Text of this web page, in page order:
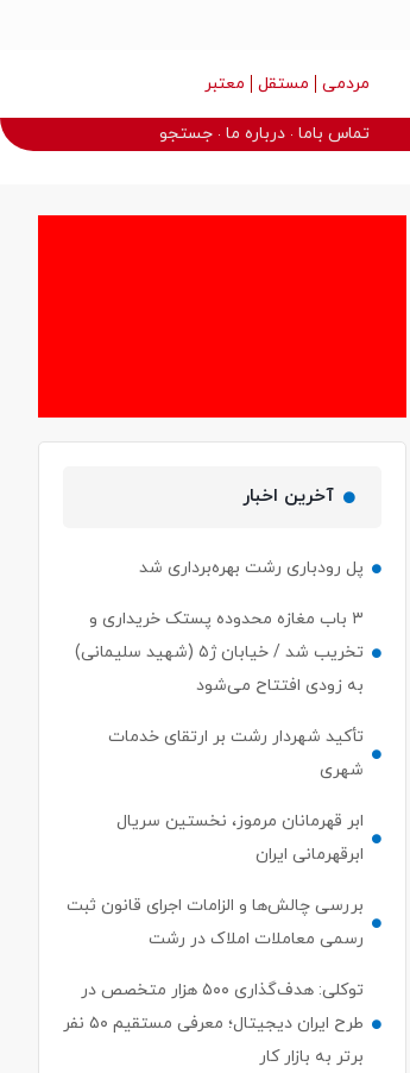
مردمی مستقل معتبر
تماس باما درباره ما جستجو
آخرین اخبار
پل رودباری رشت بهره‌برداری شد
۳ باب مغازه محدوده پستک خریداری و
تخریب شد / خیابان ژ۵ (شهید سلیمانی)
به زودی افتتاح می‌شود
تأکید شهردار رشت بر ارتقای خدمات
شهری
ابر قهرمانان مرموز، نخستین سریال
ابرقهرمانی ایران
بررسی چالش‌ها و الزامات اجرای قانون ثبت
رسمی معاملات املاک در رشت
توکلی: هدف‌گذاری ۵۰۰ هزار متخصص در
طرح ایران دیجیتال؛ معرفی مستقیم ۵۰ نفر
برتر به بازار کار